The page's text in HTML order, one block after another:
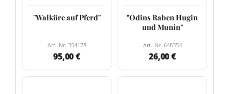
"Walküre auf Pferd"
Art.-Nr. 354178
95,00 €
"Odins Raben Hugin
und Munin"
Art.-Nr. 648354
26,00 €